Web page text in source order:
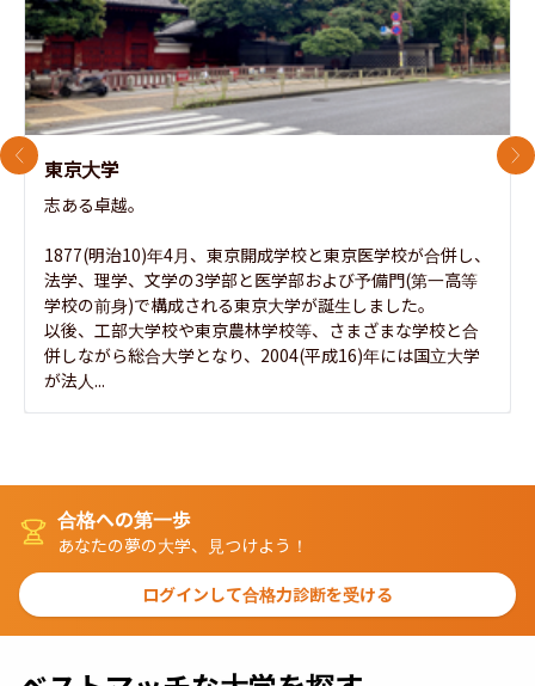
東京大学
志ある卓越。
1877(明治10)年4月、東京開成学校と東京医学校が合併し、
法学、理学、文学の3学部と医学部および予備門(第一高等
学校の前身)で構成される東京大学が誕生しました。
以後、工部大学校や東京農林学校等、さまざまな学校と合
併しながら総合大学となり、2004(平成16)年には国立大学
が法人...
前のスライド 次
合格への第一歩
あなたの夢の大学、見つけよう！
ログインして合格力診断を受ける